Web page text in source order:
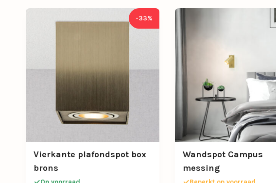
-33%
Vierkante plafondspot box
brons
Wandspot Campus
messing